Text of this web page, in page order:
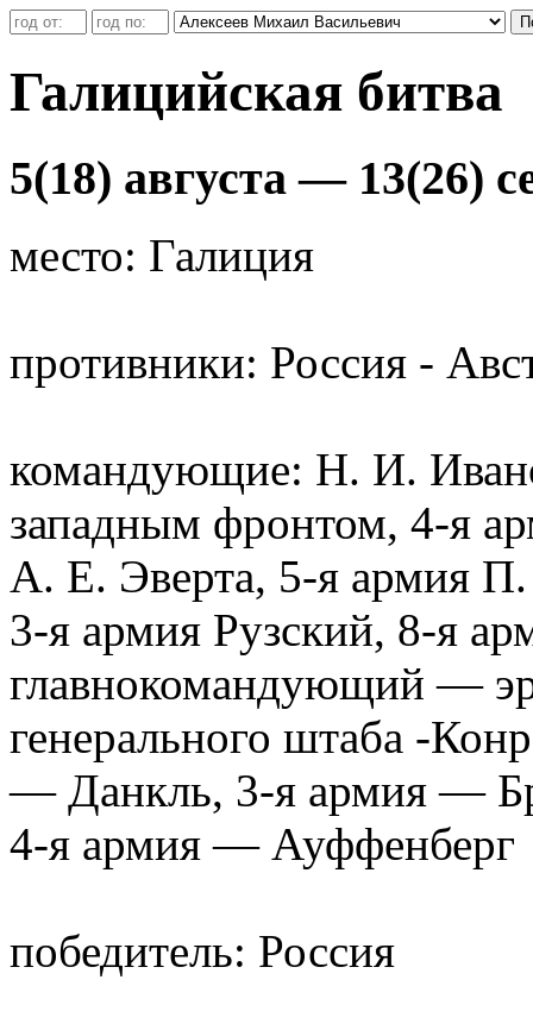
Галицийская битва
5(18) августа — 13(26)
место: Галиция
противники: Россия -
командующие: Н. И.
западным фронтом, 4-я
А. Е. Эверта, 5-я армия
3-я армия Рузский, 8-я
главнокомандующий —
генерального штаба -
— Данкль, 3-я армия —
4-я армия — Ауффенберг
победитель: Россия